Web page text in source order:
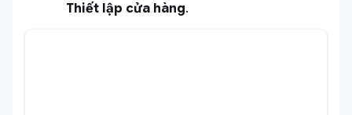
Thiết lập cửa hàng.